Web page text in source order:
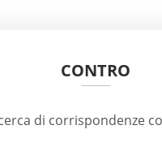
CONTRO
di corrispondenze